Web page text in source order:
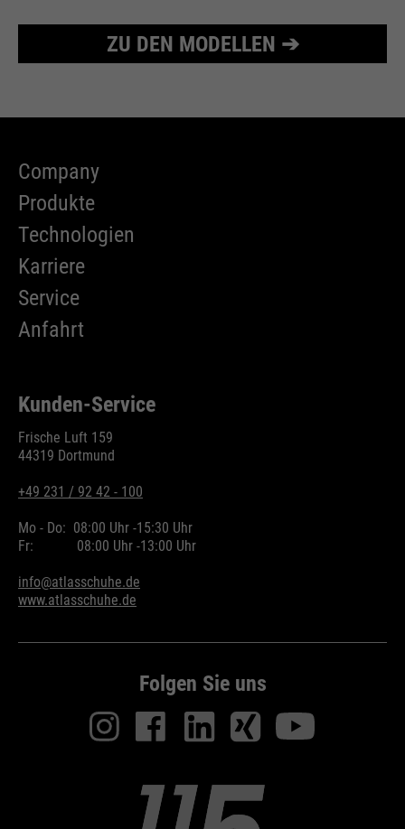
ZU DEN MODELLEN ➔
Company
Produkte
Technologien
Karriere
Service
Anfahrt
Kunden-Service
Frische Luft 159
44319 Dortmund
+49 231 / 92 42 - 100
Mo - Do: 08:00 Uhr -15:30 Uhr
Fr:
08:00 Uhr -13:00 Uhr
info@atlasschuhe.de
www.atlasschuhe.de
Folgen Sie uns